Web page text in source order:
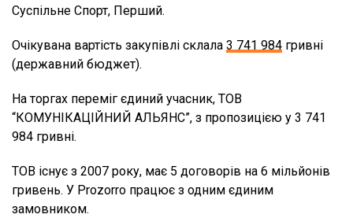
Суспільне Спорт, Перший.
Очікувана вартість закупівлі склала 3 741 984 гривні
(державний бюджет).
На торгах переміг єдиний учасник, ТОВ
“КОМУНІКАЦІЙНИЙ АЛЬЯНС”, з пропозицією у 3 741
984 гривні.
ТОВ існує з 2007 року, має 5 договорів на 6 мільйонів
гривень. У Prozorro працює з одним єдиним
замовником.